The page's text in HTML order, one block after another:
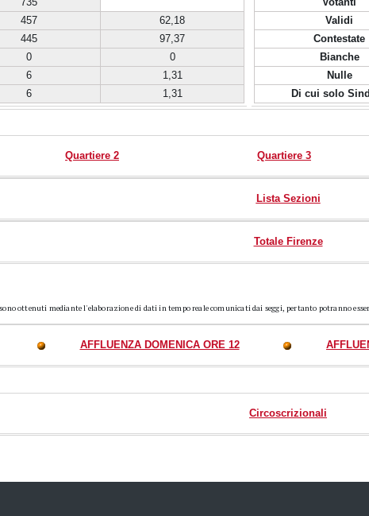
457
62,18
445
97,37
0
0
6
1,31
6 1,31
Validi
Contestate
Bianche
Nulle
Di cui solo
Quartiere 2 Quartiere 3
Lista Sezioni
Totale Firenze
ottenuti mediante l'elaborazione di dati in tempo reale comunicati dai seggi, pertanto potranno
AFFLUENZA DOMENICA ORE 12
Circoscrizionali